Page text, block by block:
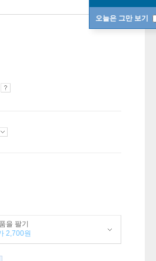
오늘은 그만 보기
을 팔기
2,700원